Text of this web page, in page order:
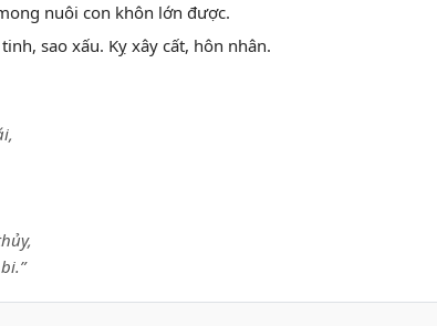
nuôi con khôn lớn được.
sao xấu. Kỵ xây cất, hôn nhân.